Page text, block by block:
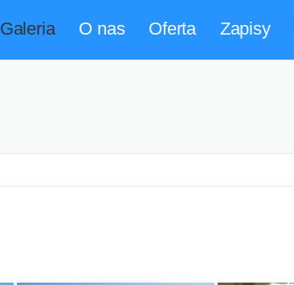
Galeria O nas Oferta Zapisy